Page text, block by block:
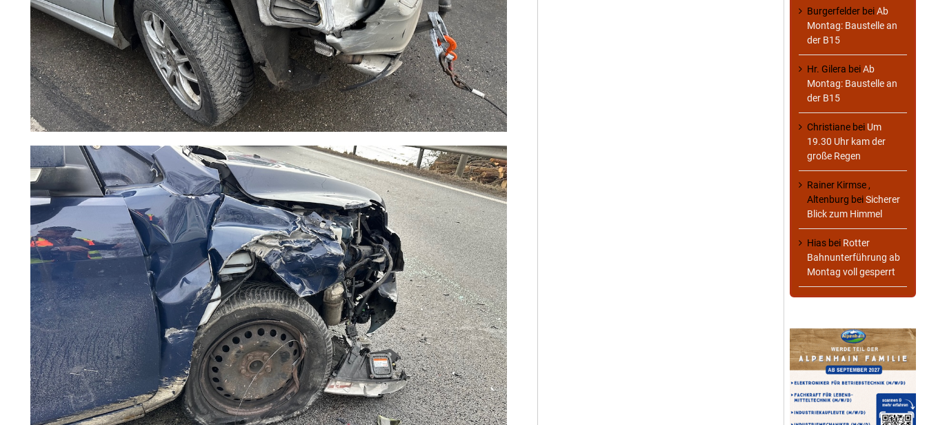
Burgerfelder beiAb
Montag: Baustelle an
der B15
Hr. Gilera beiAb
Montag: Baustelle an
der B15
Christiane bei Um
19.30 Uhr kam der
große Regen
Rainer Kirmse ,
Altenburg beiSicherer
Blick zum Himmel
Hias bei Rotter
Bahnunterführung ab
Montag voll gesperrt